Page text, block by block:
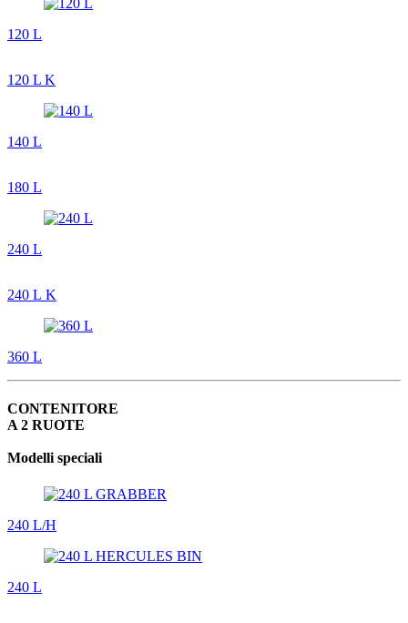
120 L
120 L K
140 L
180 L
240 L
240 L K
360 L
CONTENITORE
A 2 RUOTE
Modelli speciali
240 L/H
240 L